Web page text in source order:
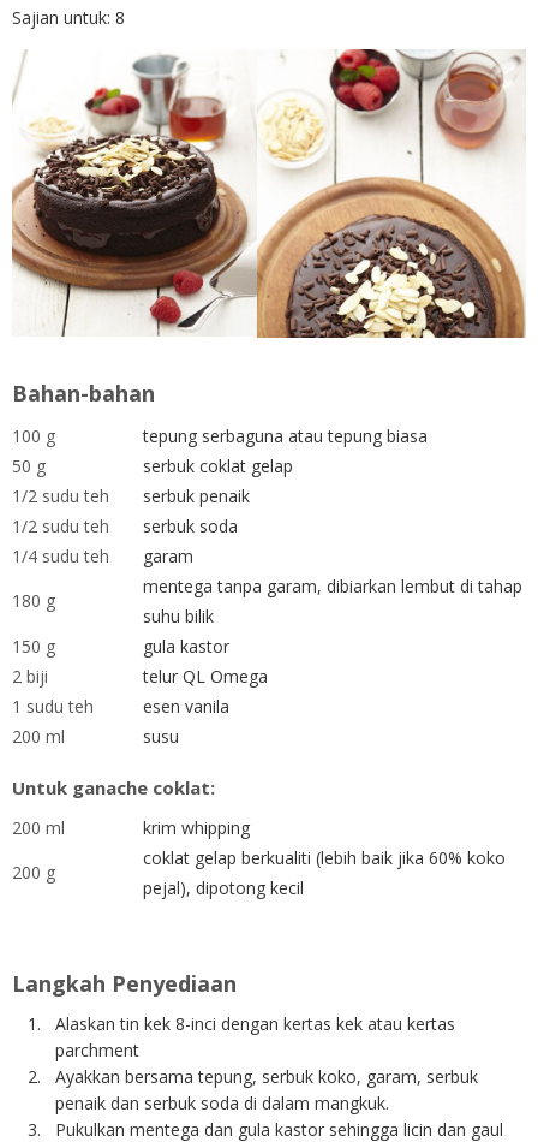
Sajian untuk: 8
Bahan-bahan
100 g
tepung serbaguna atau tepung biasa
50 g
serbuk coklat gelap
1/2 sudu teh
serbuk penaik
1/2 sudu teh
serbuk soda
1/4 sudu teh
garam
180 g
mentega tanpa garam, dibiarkan lembut di tahap
suhu bilik
150 g
gula kastor
2 biji
telur QL Omega
1 sudu teh
esen vanila
200 ml
susu
Untuk ganache coklat:
200 ml
krim whipping
200 g
coklat gelap berkualiti (lebih baik jika 60% koko
pejal), dipotong kecil
Langkah Penyediaan
Alaskan tin kek 8-inci dengan kertas kek atau kertas
parchment
Ayakkan bersama tepung, serbuk koko, garam, serbuk
penaik dan serbuk soda di dalam mangkuk.
Pukulkan mentega dan gula kastor sehingga licin dan gaul